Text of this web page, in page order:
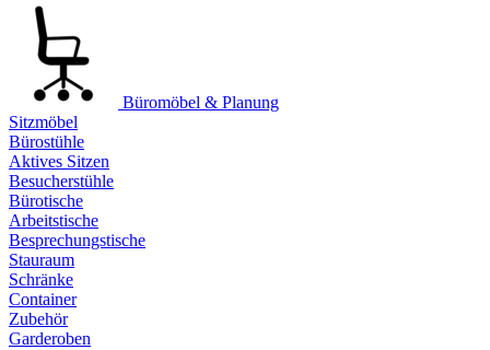
Büromöbel & Planung
Sitzmöbel
Bürostühle
Aktives Sitzen
Besucherstühle
Bürotische
Arbeitstische
Besprechungstische
Stauraum
Schränke
Container
Zubehör
Garderoben